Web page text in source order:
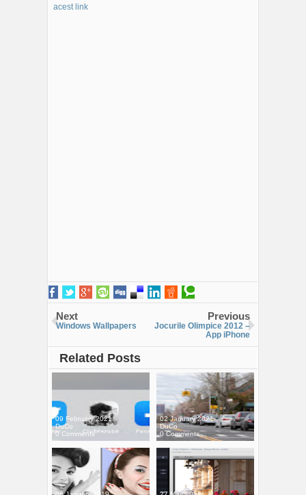
acest link
Next
Windows Wallpapers
Previous
Jocurile Olimpice 2012 –
App iPhone
Related Posts
09 February 2021
DuCo
0 Comments
02 January 2021
DuCo
0 Comments